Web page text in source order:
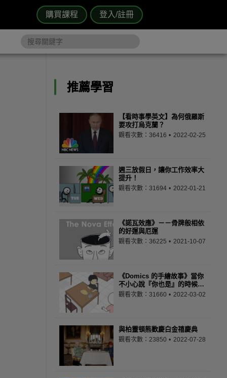
購買課程 登入/註冊
推薦學習
【看時事學英文】為何俄羅斯
要攻打烏克蘭？
觀看次數：36416 2022-02-25
週三放假日，讓你工作效率大
提升！
觀看次數：31694 2022-01-21
《諾瓦效應》－－骨牌般相依
的好運與厄運
觀看次數：36225 2021-10-07
《Domics 的手繪故事》當你
不小心說『你也是』的時候…
觀看次數：31660 2022-03-02
與柏靈頓熊歡慶白金禧慶典
觀看次數：23850 2022-07-28